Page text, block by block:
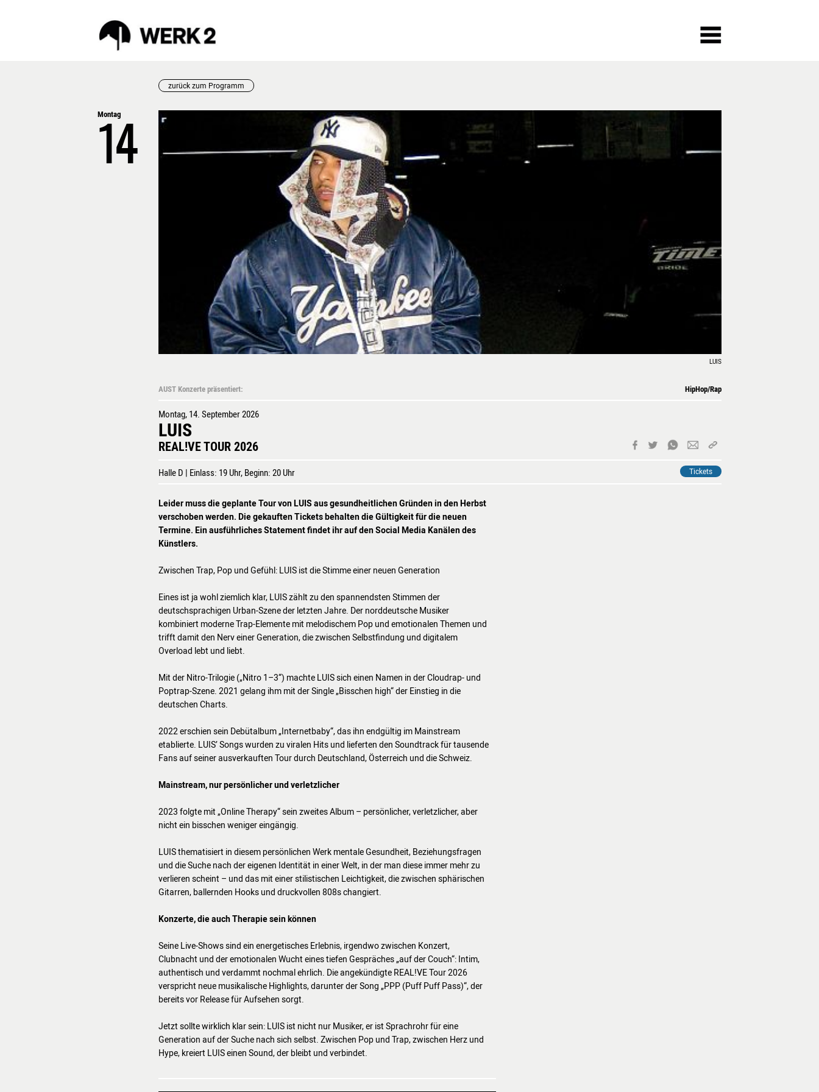
PROGRAMM
VORSCHAU
WERKSTÄTTEN / KURSE
WERKSTÄTTEN & KURSE
PROJEKTE
BILDUNGSPAKET
JOBS
MIETER:INNEN
FÖRDERER / PARTNER
SPENDEN
MITGLIED WERDEN
VERMIETUNG
IMAGEFILM
NEWSLETTER
zurück zum Programm
Montag
14
LUIS
AUST Konzerte präsentiert: HipHop/Rap
Montag, 14. September 2026
LUIS
REAL!VE TOUR 2026
Halle D | Einlass: 19 Uhr, Beginn: 20 Uhr Tickets
Leider muss die geplante Tour von LUIS aus gesundheitlichen Gründen in den Herbst
verschoben werden. Die gekauften Tickets behalten die Gültigkeit für die neuen
Termine. Ein ausführliches Statement findet ihr auf den Social Media Kanälen des
Künstlers.
Zwischen Trap, Pop und Gefühl: LUIS ist die Stimme einer neuen Generation
Eines ist ja wohl ziemlich klar, LUIS zählt zu den spannendsten Stimmen der
deutschsprachigen Urban-Szene der letzten Jahre. Der norddeutsche Musiker
kombiniert moderne Trap-Elemente mit melodischem Pop und emotionalen Themen und
trifft damit den Nerv einer Generation, die zwischen Selbstfindung und digitalem
Overload lebt und liebt.
Mit der Nitro-Trilogie („Nitro 1–3“) machte LUIS sich einen Namen in der Cloudrap- und
Poptrap-Szene. 2021 gelang ihm mit der Single „Bisschen high“ der Einstieg in die
deutschen Charts.
2022 erschien sein Debütalbum „Internetbaby“, das ihn endgültig im Mainstream
etablierte. LUIS’ Songs wurden zu viralen Hits und lieferten den Soundtrack für tausende
Fans auf seiner ausverkauften Tour durch Deutschland, Österreich und die Schweiz.
Mainstream, nur persönlicher und verletzlicher
2023 folgte mit „Online Therapy“ sein zweites Album – persönlicher, verletzlicher, aber
nicht ein bisschen weniger eingängig.
LUIS thematisiert in diesem persönlichen Werk mentale Gesundheit, Beziehungsfragen
und die Suche nach der eigenen Identität in einer Welt, in der man diese immer mehr zu
verlieren scheint – und das mit einer stilistischen Leichtigkeit, die zwischen sphärischen
Gitarren, ballernden Hooks und druckvollen 808s changiert.
Konzerte, die auch Therapie sein können
Seine Live-Shows sind ein energetisches Erlebnis, irgendwo zwischen Konzert,
Clubnacht und der emotionalen Wucht eines tiefen Gespräches „auf der Couch“: Intim,
authentisch und verdammt nochmal ehrlich. Die angekündigte REAL!VE Tour 2026
verspricht neue musikalische Highlights, darunter der Song „PPP (Puff Puff Pass)“, der
bereits vor Release für Aufsehen sorgt.
Jetzt sollte wirklich klar sein: LUIS ist nicht nur Musiker, er ist Sprachrohr für eine
Generation auf der Suche nach sich selbst. Zwischen Pop und Trap, zwischen Herz und
Hype, kreiert LUIS einen Sound, der bleibt und verbindet.